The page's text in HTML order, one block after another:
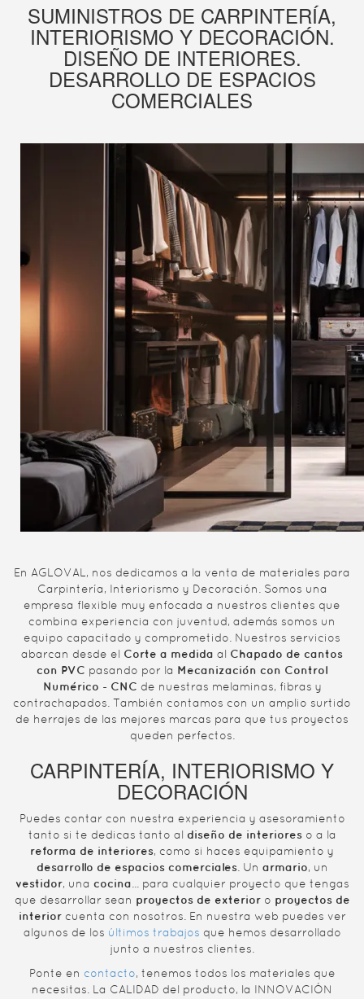
SUMINISTROS DE CARPINTERÍA,
INTERIORISMO Y DECORACIÓN.
DISEÑO DE INTERIORES.
DESARROLLO DE ESPACIOS
COMERCIALES
En AGLOVAL, nos dedicamos a la venta de materiales para
Carpintería, Interiorismo y Decoración. Somos una
empresa flexible muy enfocada a nuestros clientes que
combina experiencia con juventud, además somos un
equipo capacitado y comprometido. Nuestros servicios
abarcan desde el Corte a medida al Chapado de cantos
con PVC pasando por la Mecanización con Control
Numérico - CNC de nuestras melaminas, fibras y
contrachapados. También contamos con un amplio surtido
de herrajes de las mejores marcas para que tus proyectos
queden perfectos.
CARPINTERÍA, INTERIORISMO Y
DECORACIÓN
Puedes contar con nuestra experiencia y asesoramiento
tanto si te dedicas tanto al diseño de interioreso a la
reforma de interiores, como si haces equipamiento y
desarrollo de espacios comerciales. Un armario, un
vestidor, una cocina... para cualquier proyecto que tengas
que desarrollar sean proyectos de exterioro proyectos de
interiorcuenta con nosotros. En nuestra web puedes ver
algunos de los últimos trabajos que hemos desarrollado
junto a nuestros clientes.
Ponte en contacto, tenemos todos los materiales que
necesitas. La CALIDAD del producto, la INNOVACIÓN